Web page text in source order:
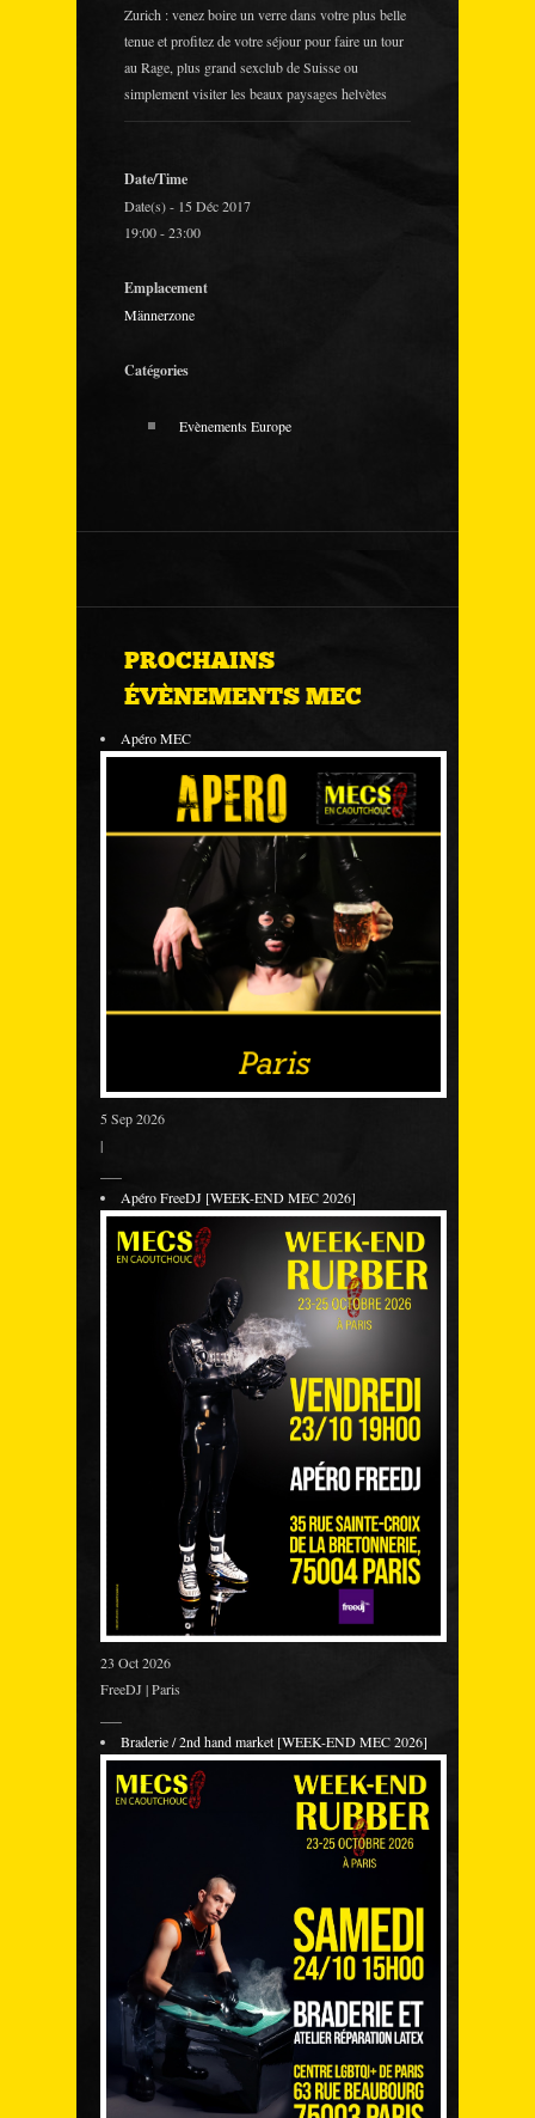
Zurich : venez boire un verre dans votre plus belle
tenue et profitez de votre séjour pour faire un tour
au Rage, plus grand sexclub de Suisse ou
simplement visiter les beaux paysages helvètes
Date/Time
Date(s) - 15 Déc 2017
19:00 - 23:00
Emplacement
Männerzone
Catégories
Evènements Europe
PROCHAINS
ÉVÈNEMENTS MEC
Apéro MEC
5 Sep 2026
|
Apéro FreeDJ [WEEK-END MEC 2026]
23 Oct 2026
FreeDJ | Paris
Braderie / 2nd hand market [WEEK-END MEC 2026]